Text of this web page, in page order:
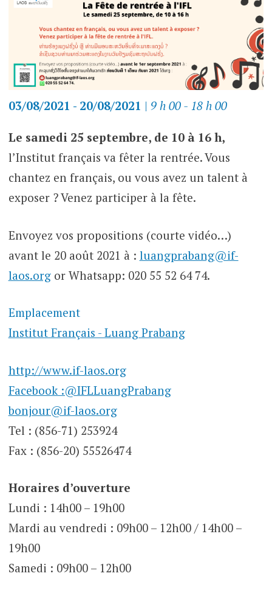
03/08/2021 - 20/08/2021 | 9 h 00 - 18 h 00
Le samedi 25 septembre, de 10 à 16 h,
l’Institut français va fêter la rentrée. Vous
chantez en français, ou vous avez un talent à
exposer ? Venez participer à la fête.
Envoyez vos propositions (courte vidéo…)
avant le 20 août 2021 à : luangprabang@if-
laos.orgor Whatsapp: 020 55 52 64 74.
Emplacement
Institut Français - Luang Prabang
http://www.if-laos.org
Facebook :@IFLLuangPrabang
bonjour@if-laos.org
Tel : (856-71) 253924
Fax : (856-20) 55526474
Horaires d’ouverture
Lundi : 14h00 – 19h00
Mardi au vendredi : 09h00 – 12h00 / 14h00 –
19h00
Samedi : 09h00 – 12h00